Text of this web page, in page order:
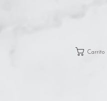
Carrito